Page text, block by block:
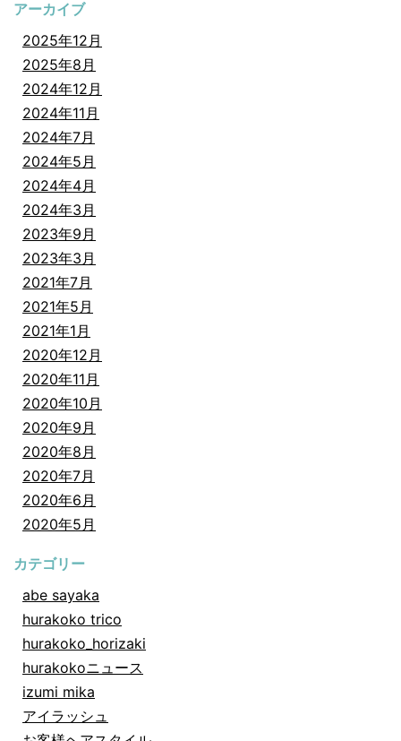
アーカイブ
2025年12月
2025年8月
2024年12月
2024年11月
2024年7月
2024年5月
2024年4月
2024年3月
2023年9月
2023年3月
2021年7月
2021年5月
2021年1月
2020年12月
2020年11月
2020年10月
2020年9月
2020年8月
2020年7月
2020年6月
2020年5月
カテゴリー
abe sayaka
hurakoko trico
hurakoko_horizaki
hurakokoニュース
izumi mika
アイラッシュ